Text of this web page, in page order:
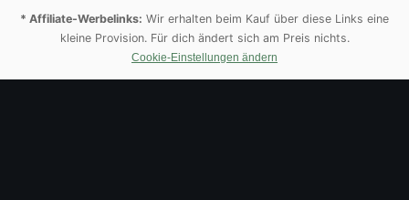
* Affiliate-Werbelinks: Wir erhalten beim Kauf über diese Links eine
kleine Provision. Für dich ändert sich am Preis nichts.
Cookie-Einstellungen ändern